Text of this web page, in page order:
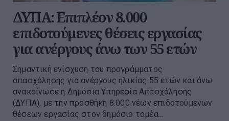
ΔΥΠΑ: Επιπλέον 8.000
επιδοτούμενες θέσεις εργασίας
για ανέργους άνω των 55 ετών
Σημαντική ενίσχυση του προγράμματος
απασχόλησης για ανέργους ηλικίας 55 ετών και άνω
ανακοίνωσε η Δημόσια Υπηρεσία Απασχόλησης
(ΔΥΠΑ), με την προσθήκη 8.000 νέων επιδοτούμενων
θέσεων εργασίας στον δημόσιο τομέα...